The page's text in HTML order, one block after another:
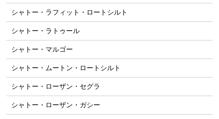
シャトー・ラフィット・ロートシルト
シャトー・ラトゥール
シャトー・マルゴー
シャトー・ムートン・ロートシルト
シャトー・ローザン・セグラ
シャトー・ローザン・ガシー